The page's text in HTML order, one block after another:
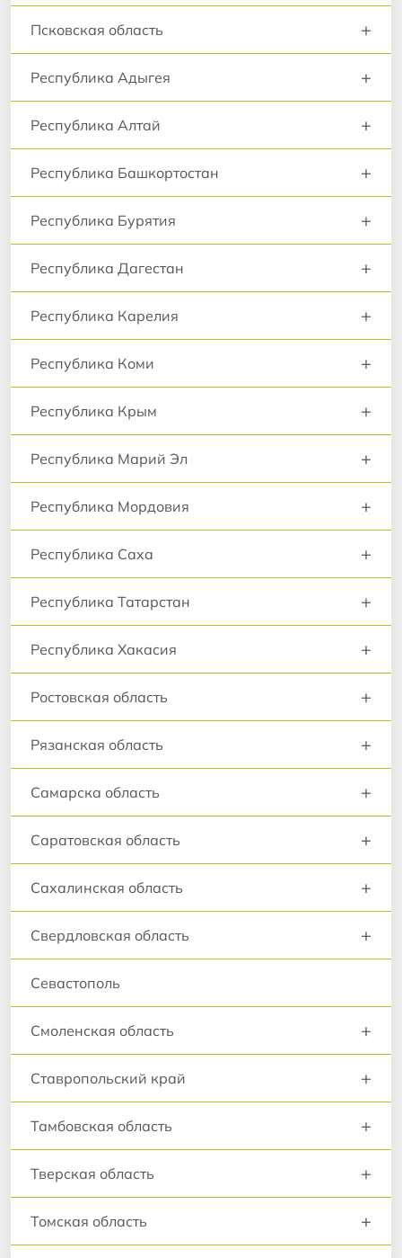
Псковская область +
Республика Адыгея +
Республика Алтай +
Республика Башкортостан +
Республика Бурятия +
Республика Дагестан +
Республика Карелия +
Республика Коми +
Республика Крым +
Республика Марий Эл +
Республика Мордовия +
Республика Саха +
Республика Татарстан +
Республика Хакасия +
Ростовская область +
Рязанская область +
Самарска область +
Саратовская область +
Сахалинская область +
Свердловская область +
Севастополь
Смоленская область +
Ставропольский край +
Тамбовская область +
Тверская область +
Томская область +